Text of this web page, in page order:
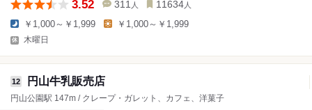
3.52 311 人 11634 人
￥1,000～￥1,999 ￥1,000～￥1,999
木曜日
12 円山牛乳販売店
円山公園駅 147m / クレープ・ガレット、カフェ、洋菓子